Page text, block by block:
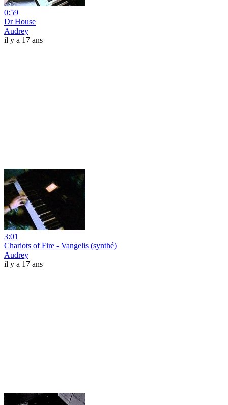
0:59
Dr House
Audrey
il y a 17 ans
3:01
Chariots of Fire - Vangelis (synthé)
Audrey
il y a 17 ans